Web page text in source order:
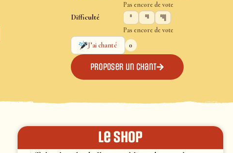
Pas encore de vote
Difficulté
Pas encore de vote
J’ai chanté
0
Proposer un chant
le shop